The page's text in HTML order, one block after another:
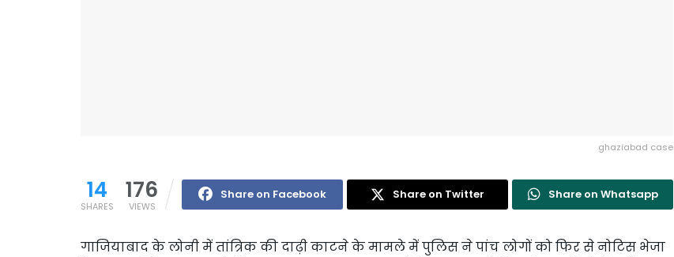
ghaziabad case
14
SHARES
176
VIEWS
Share on Facebook Share on Twitter Share on Whatsapp
गाजियाबाद के लोनी में तांत्रिक की दाढ़ी काटने के मामले में पुलिस ने पांच लोगों को फिर से नोटिस भेजा